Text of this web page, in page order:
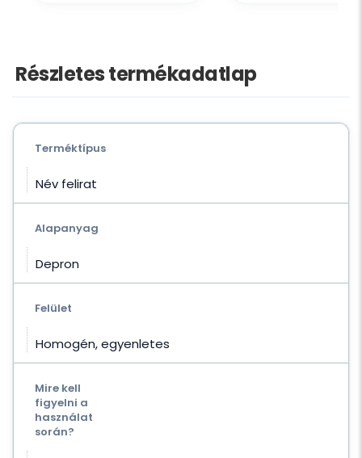
Részletes termékadatlap
Terméktípus
Név felirat
Alapanyag
Depron
Felület
Homogén, egyenletes
Mire kell
figyelni a
használat
során?